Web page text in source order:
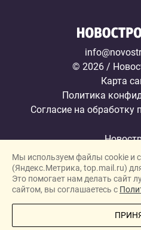
© 2026 /
Карта
Политика
Согласие на
Полезная
Мы используем файлы cookie и
(Яндекс.Метрика, top.mail.ru)
Это помогает нам делать сайт
сайтом, вы соглашаетесь с